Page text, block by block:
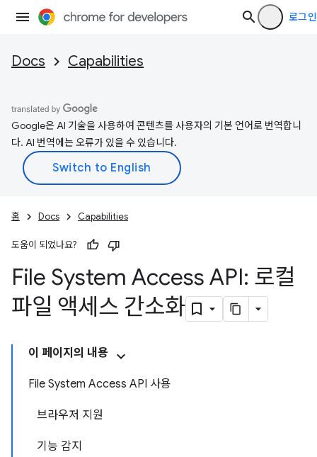
로그인
Docs Capabilities
Google은 AI 기술을 사용하여 콘텐츠를 사용자의 기본 언어로 번역합니
다. AI 번역에는 오류가 있을 수 있습니다.
홈 Docs Capabilities
도움이 되었나요?
File System Access API: 로컬
파일 액세스 간소화
이 페이지의 내용
File System Access API 사용
브라우저 지원
기능 감지